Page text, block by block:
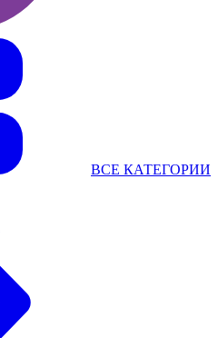
ВСЕ КАТЕГОРИИ